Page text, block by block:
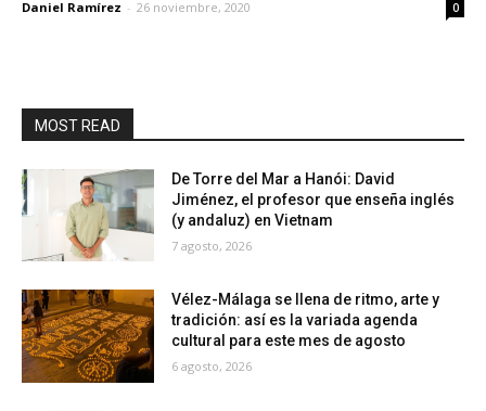
Daniel Ramírez - 26 noviembre, 2020 0
MOST READ
De Torre del Mar a Hanói: David
Jiménez, el profesor que enseña inglés
(y andaluz) en Vietnam
7 agosto, 2026
Vélez-Málaga se llena de ritmo, arte y
tradición: así es la variada agenda
cultural para este mes de agosto
6 agosto, 2026